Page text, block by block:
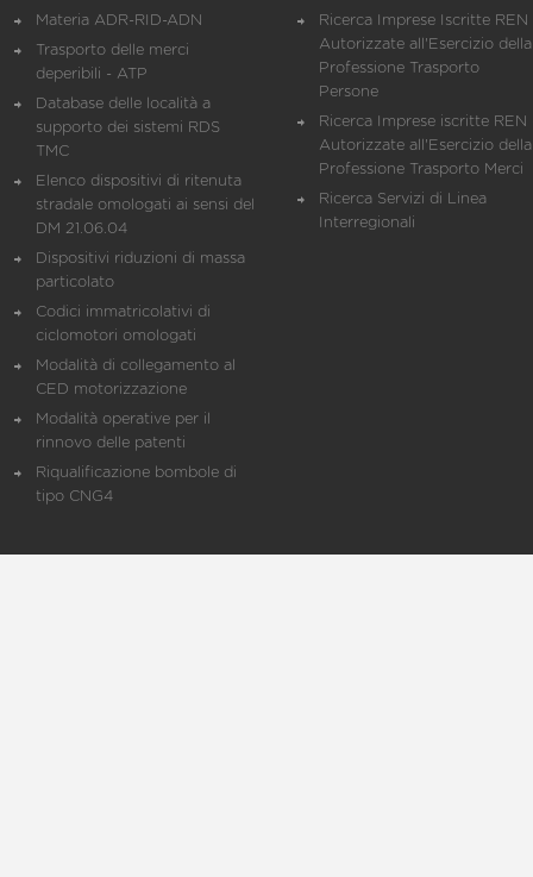
Materia ADR-RID-ADN
Trasporto delle merci
deperibili - ATP
Database delle località a
supporto dei sistemi RDS
TMC
Elenco dispositivi di ritenuta
stradale omologati ai sensi del
DM 21.06.04
Dispositivi riduzioni di massa
particolato
Codici immatricolativi di
ciclomotori omologati
Modalità di collegamento al
CED motorizzazione
Modalità operative per il
rinnovo delle patenti
Riqualificazione bombole di
tipo CNG4
Ricerca Imprese Iscritte REN
Autorizzate all'Esercizio della
Professione Trasporto
Persone
Ricerca Imprese iscritte REN
Autorizzate all'Esercizio della
Professione Trasporto Merci
Ricerca Servizi di Linea
Interregionali